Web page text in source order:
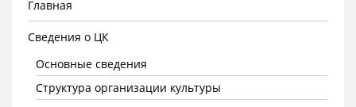
Главная
Сведения о ЦК
Основные сведения
Структура организации культуры